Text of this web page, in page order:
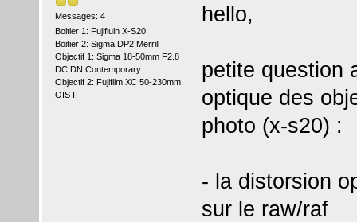
Messages: 4
Boitier 1: Fujifiuln X-S20
Boitier 2: Sigma DP2 Merrill
Objectif 1: Sigma 18-50mm F2.8
DC DN Contemporary
Objectif 2: Fujifilm XC 50-230mm
OIS II
hello,
petite question
optique des
photo (x-s20) :
- la distorsion
sur le raw/raf